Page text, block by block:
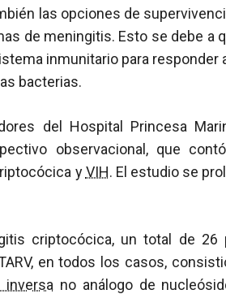
las opciones de
de meningitis. Esto se debe a
inmunitario para responder
bacterias.
del Hospital Princesa
observacional, que
yVIH. El estudio se
criptocócica, un total de 26
en todos los casos,
inversa no análogo de